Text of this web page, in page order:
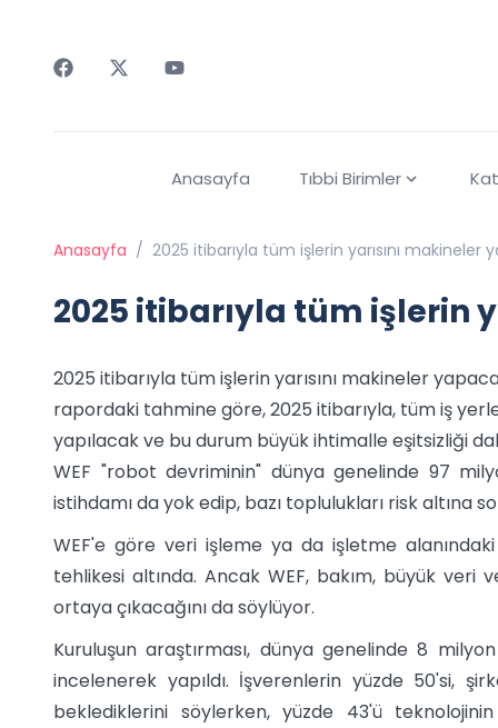
Anasayfa Tıbbi Birimler
Anasayfa / 2025 itibarıyla tüm işlerin yarısını makineler
2025 itibarıyla tüm işlerin
2025 itibarıyla tüm işlerin yarısını makineler
rapordaki tahmine göre, 2025 itibarıyla, tüm iş
yapılacak ve bu durum büyük ihtimalle eşitsizliği
WEF "robot devriminin" dünya genelinde 97
istihdamı da yok edip, bazı toplulukları risk altına
WEF'e göre veri işleme ya da işletme
tehlikesi altında. Ancak WEF, bakım, büyük veri
ortaya çıkacağını da söylüyor.
Kuruluşun araştırması, dünya genelinde 8
incelenerek yapıldı. İşverenlerin yüzde 50'si,
beklediklerini söylerken, yüzde 43'ü